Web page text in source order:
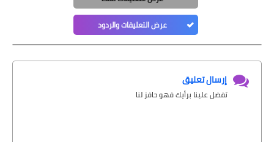
عرض التعليقات والردود
إرسال تعليق
تفضل علينا برأيك فهو حافز لنا